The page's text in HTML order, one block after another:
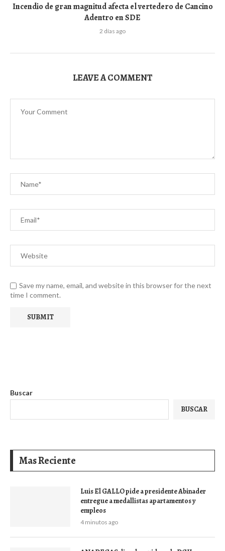
Incendio de gran magnitud afecta el vertedero de Cancino
Adentro en SDE
2 días ago
LEAVE A COMMENT
Save my name, email, and website in this browser for the next
time I comment.
Buscar
BUSCAR
Mas Reciente
Luis El GALLO pide a presidente Abinader
entregue a medallistas apartamentos y
empleos
4 minutos ago